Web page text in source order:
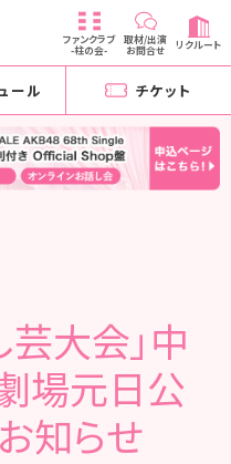
ファンクラブ
-柱の会-
取材/出演
お問合せ リクルート
ール チケット
芸大会」中
場元日公
知らせ